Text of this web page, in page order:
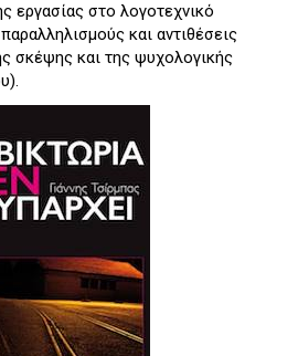
εργασίας στο λογοτεχνικό
και αντιθέσεις
σκέψης και της ψυχολογικής